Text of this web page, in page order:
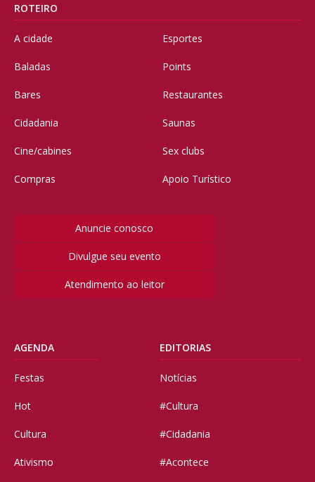
ROTEIRO
A cidade
Baladas
Bares
Cidadania
Cine/cabines
Compras
Esportes
Points
Restaurantes
Saunas
Sex clubs
Apoio Turístico
Anuncie conosco
Divulgue seu evento
Atendimento ao leitor
AGENDA
Festas
Hot
Cultura
Ativismo
EDITORIAS
Notícias
#Cultura
#Cidadania
#Acontece